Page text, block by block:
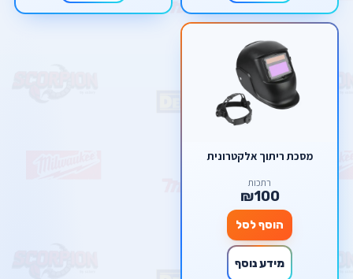
מסכת ריתוך אלקטרונית
רתכות
₪100
הוסף לסל
מידע נוסף